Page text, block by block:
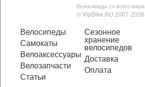
Велосипеды со всего мира
© VipBike.RU 2007-2026
Велосипеды
Самокаты
Велоаксессуары
Велозапчасти
Статьи
Сезонное
хранение
велосипедов
Доставка
Оплата